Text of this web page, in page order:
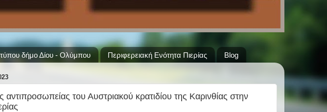
τύπου δήμο Δίου - Ολύμπου Περιφερειακή Ενότητα Πιερίας Blog
του Αυστριακού κρατιδίου της Καρινθίας στην